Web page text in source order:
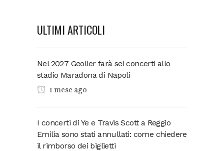
ULTIMI ARTICOLI
Nel 2027 Geolier farà sei concerti allo
stadio Maradona di Napoli
1 mese ago
I concerti di Ye e Travis Scott a Reggio
Emilia sono stati annullati: come chiedere
il rimborso dei biglietti